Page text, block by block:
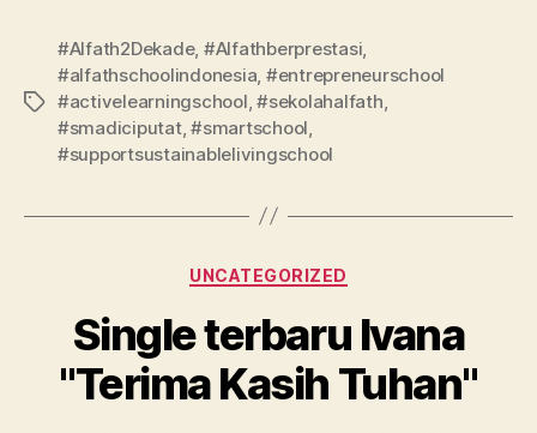
#Alfath2Dekade, #Alfathberprestasi
#alfathschoolindonesia #entrepreneurschool
#activelearningschool ,#sekolahalfath
#smadiciputat,#smartschool
#supportsustainablelivingschool
UNCATEGORIZED
Single terbaru Ivana
"Terima Kasih Tuhan"